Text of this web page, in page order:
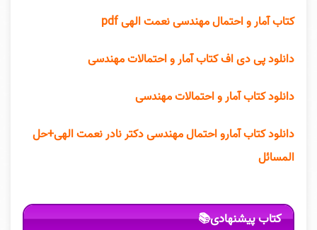
کتاب آمار و احتمال مهندسی نعمت الهی pdf
دانلود پی دی اف کتاب آمار و احتمالات مهندسی
دانلود کتاب آمار و احتمالات مهندسی
دانلود کتاب آمارو احتمال مهندسی دکتر نادر نعمت الهی+حل
المسائل
کتاب پیشنهادی📚